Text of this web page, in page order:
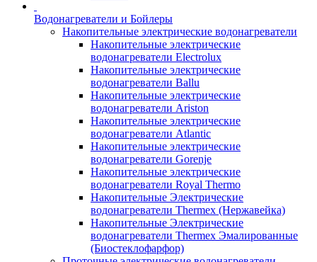
Водонагреватели и Бойлеры
Накопительные электрические водонагреватели
Накопительные электрические
водонагреватели Electrolux
Накопительные электрические
водонагреватели Ballu
Накопительные электрические
водонагреватели Ariston
Накопительные электрические
водонагреватели Atlantic
Накопительные электрические
водонагреватели Gorenje
Накопительные электрические
водонагреватели Royal Thermo
Накопительные Электрические
водонагреватели Thermex (Нержавейка)
Накопительные Электрические
водонагреватели Thermex Эмалированные
(Биостеклофарфор)